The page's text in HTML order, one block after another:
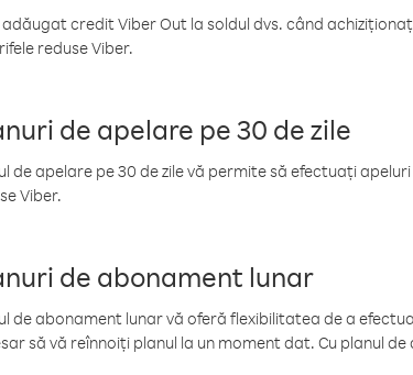
adăugat credit Viber Out la soldul dvs. când
reduse Viber.
de apelare pe 30 de zile
de apelare pe 30 de zile vă permite să efectuați
Viber.
de abonament lunar
de abonament lunar vă oferă flexibilitatea de a
să vă reînnoiți planul la un moment dat. Cu planul